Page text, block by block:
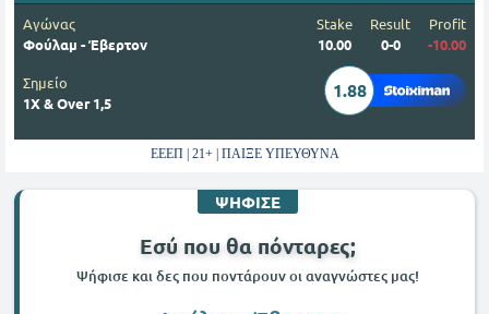
Αγώνας
Φούλαμ - Έβερτον
Stake
10.00
Result
0-0
Profit
-10.00
Σημείο
1Χ & Over 1,5
1.88
ΕΕΕΠ | 21+ | ΠΑΙΞΕ ΥΠΕΥΘΥΝΑ
ΨΗΦΙΣΕ
Εσύ που θα πόνταρες;
Ψήφισε και δες που ποντάρουν οι αναγνώστες μας!